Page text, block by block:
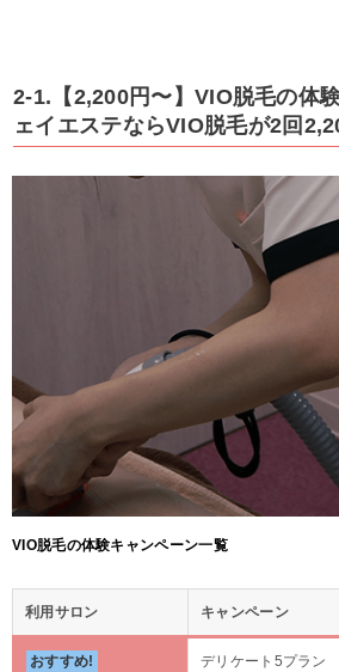
2-1.【2,200円〜】VIO脱毛の体
ェイエステならVIO脱毛が2回
VIO脱毛の体験キャンペーン一覧
利用サロン キャンペーン
おすすめ!
デリケート5プラン